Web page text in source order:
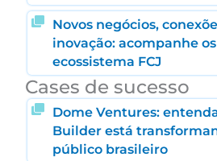
Novos negócios,
inovação: acompanhe
ecossistema FCJ
Cases de sucesso
Dome Ventures:
Builder está
público brasileiro